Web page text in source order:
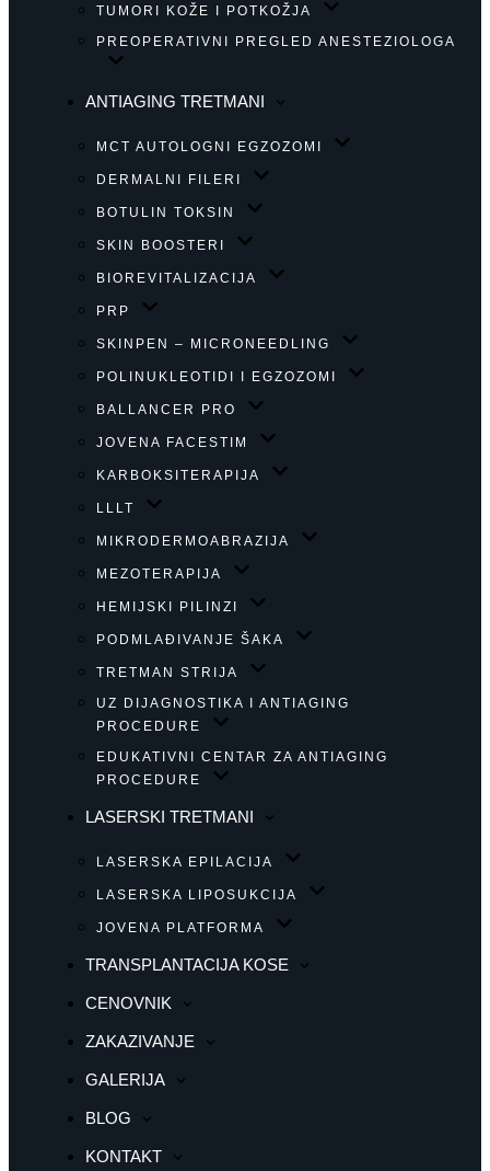
TUMORI KOŽE I POTKOŽJA
PREOPERATIVNI PREGLED ANESTEZIOLOGA
ANTIAGING TRETMANI
MCT AUTOLOGNI EGZOZOMI
DERMALNI FILERI
BOTULIN TOKSIN
SKIN BOOSTERI
BIOREVITALIZACIJA
PRP
SKINPEN – MICRONEEDLING
POLINUKLEOTIDI I EGZOZOMI
BALLANCER PRO
JOVENA FACESTIM
KARBOKSITERAPIJA
LLLT
MIKRODERMOABRAZIJA
MEZOTERAPIJA
HEMIJSKI PILINZI
PODMLAĐIVANJE ŠAKA
TRETMAN STRIJA
UZ DIJAGNOSTIKA I ANTIAGING
PROCEDURE
EDUKATIVNI CENTAR ZA ANTIAGING
PROCEDURE
LASERSKI TRETMANI
LASERSKA EPILACIJA
LASERSKA LIPOSUKCIJA
JOVENA PLATFORMA
TRANSPLANTACIJA KOSE
CENOVNIK
ZAKAZIVANJE
GALERIJA
BLOG
KONTAKT